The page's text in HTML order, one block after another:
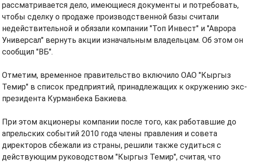
рассматривается дело, имеющиеся документы и потребовать,
чтобы сделку о продаже производственной базы считали
недействительной и обязали компании "Топ Инвест" и "Аврора
Универсал" вернуть акции изначальным владельцам. Об этом он
сообщил "ВБ".
Отметим, временное правительство включило ОАО "Кыргыз
Темир" в список предприятий, принадлежащих к окружению экс-
президента Курманбека Бакиева.
При этом акционеры компании после того, как работавшие до
апрельских событий 2010 года члены правления и совета
директоров сбежали из страны, решили также судиться с
действующим руководством "Кыргыз Темир", считая, что